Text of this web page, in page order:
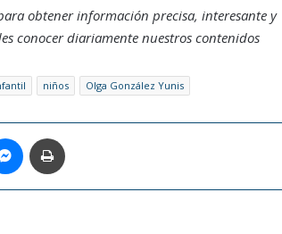
obtener información precisa, interesante y
conocer diariamente nuestros contenidos
niños Olga González Yunis
Messenger